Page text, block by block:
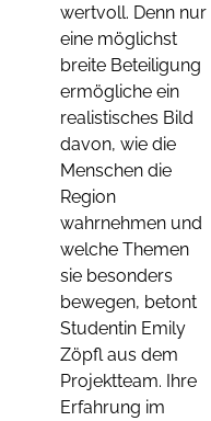
wertvoll. Denn nur
eine möglichst
breite Beteiligung
ermögliche ein
realistisches Bild
davon, wie die
Menschen die
Region
wahrnehmen und
welche Themen
sie besonders
bewegen, betont
Studentin Emily
Zöpfl aus dem
Projektteam. Ihre
Erfahrung im